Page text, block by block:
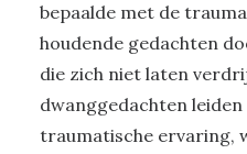
bepaalde met de
houdende gedachten
die zich niet laten
dwanggedachten
traumatische ervaring,